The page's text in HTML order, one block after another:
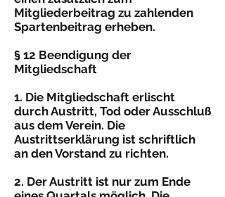
Mitgliederbeitrag zu zahlenden
Spartenbeitrag erheben.
§ 12 Beendigung der
Mitgliedschaft
1. Die Mitgliedschaft erlischt
durch Austritt, Tod oder Ausschluß
aus dem Verein. Die
Austrittserklärung ist schriftlich
an den Vorstand zu richten.
2. Der Austritt ist nur zum Ende